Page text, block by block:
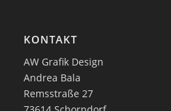
KONTAKT
AW Grafik Design
Andrea Bala
Remsstraße 27